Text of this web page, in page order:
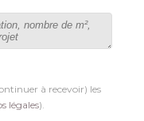
à recevoir) les
légales).